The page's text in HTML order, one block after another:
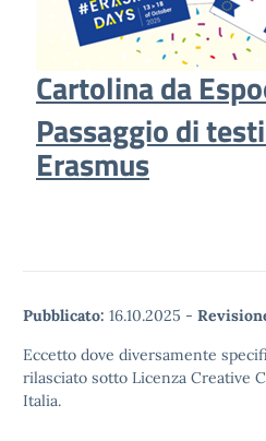
Cartolina da
Passaggio di
Erasmus
Pubblicato: 16.10.2025 -
Eccetto dove diversamente
rilasciato sotto Licenza Creative
Italia.